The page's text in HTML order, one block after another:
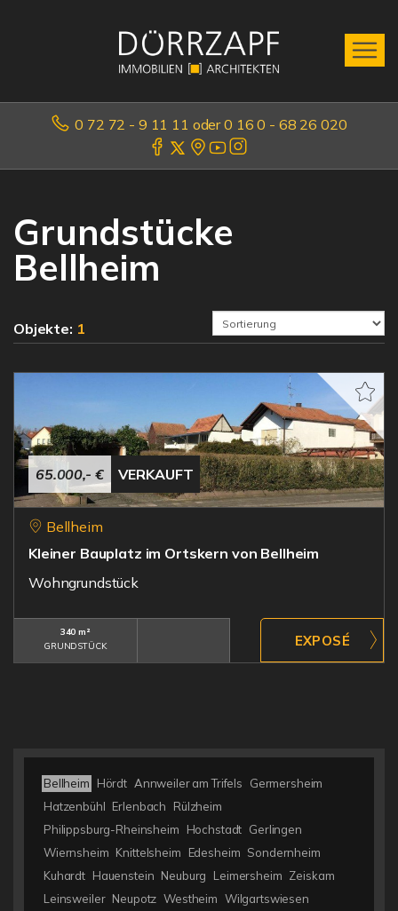
0 72 72 - 9 11 11 oder 0 16 0 - 68 26 020
Grundstücke
Bellheim
Objekte: 1
65.000,- € VERKAUFT
Bellheim
Kleiner Bauplatz im Ortskern von Bellheim
Wohngrundstück
340 m²
GRUNDSTÜCK
Bellheim Hördt Annweiler am Trifels
Germersheim
Hatzenbühl Erlenbach
Rülzheim
Philippsburg-Rheinsheim
Hochstadt Gerlingen
Wiernsheim Knittelsheim Edesheim Sondernheim
Kuhardt Hauenstein Neuburg Leimersheim Zeiskam
Leinsweiler Neupotz Westheim Wilgartswiesen